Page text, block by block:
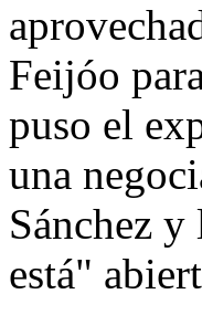
Feijóo
puso el
una
Sánchez
está"